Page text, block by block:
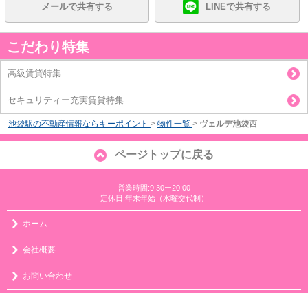
メールで共有する LINEで共有する
こだわり特集
高級賃貸特集
セキュリティー充実賃貸特集
池袋駅の不動産情報ならキーポイント > 物件一覧 > ヴェルデ池袋西
ページトップに戻る
営業時間:9:30ー20:00
定休日:年末年始（水曜交代制）
ホーム
会社概要
お問い合わせ